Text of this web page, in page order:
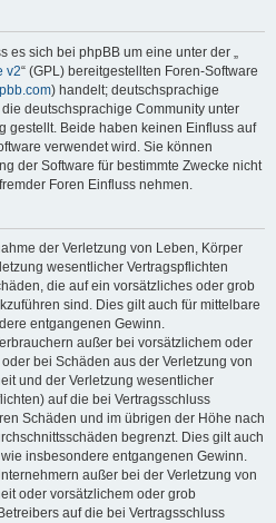
es sich bei phpBB um eine unter der „
v2“ (GPL) bereitgestellten Foren-Software
) handelt; deutschsprachige
deutschsprachige Community unter
gestellt. Beide haben keinen Einfluss auf
verwendet wird. Sie können
der Software für bestimmte Zwecke nicht
Foren Einfluss nehmen.
der Verletzung von Leben, Körper
wesentlicher Vertragspflichten
die auf ein vorsätzliches oder grob
sind. Dies gilt auch für mittelbare
entgangenen Gewinn.
außer bei vorsätzlichem oder
bei Schäden aus der Verletzung von
und der Verletzung wesentlicher
auf die bei Vertragsschluss
Schäden und im übrigen der Höhe nach
begrenzt. Dies gilt auch
insbesondere entgangenen Gewinn.
außer bei der Verletzung von
oder vorsätzlichem oder grob
auf die bei Vertragsschluss